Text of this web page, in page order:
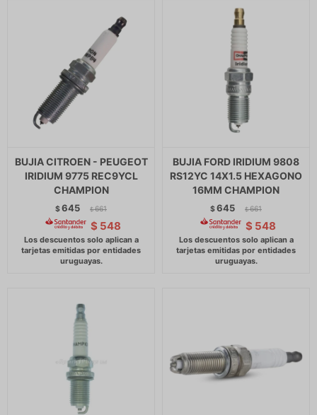
BUJIA CITROEN - PEUGEOT
IRIDIUM 9775 REC9YCL
CHAMPION
$645 $ 661
$ 548
BUJIA FORD IRIDIUM 9808
RS12YC 14X1.5 HEXAGONO
16MM CHAMPION
$645 $ 661
$ 548